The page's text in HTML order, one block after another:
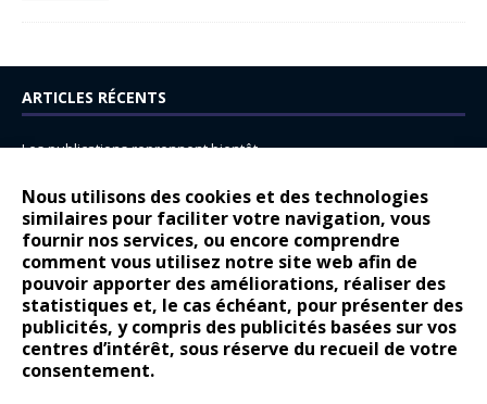
Nous utilisons des cookies et des technologies
similaires pour faciliter votre navigation, vous
fournir nos services, ou encore comprendre
comment vous utilisez notre site web afin de
pouvoir apporter des améliorations, réaliser des
statistiques et, le cas échéant, pour présenter des
publicités, y compris des publicités basées sur vos
centres d’intérêt, sous réserve du recueil de votre
consentement.
ARTICLES RÉCENTS
Les publications reprennent bientôt…
14 juillet : nouveau film de marque pour Citroën
Renault Espace : voyage, voyage…
Peugeot E-208 GTi : naissance d’une légende
COMMENTAIRES RÉCENTS
Bernard Dardartdans